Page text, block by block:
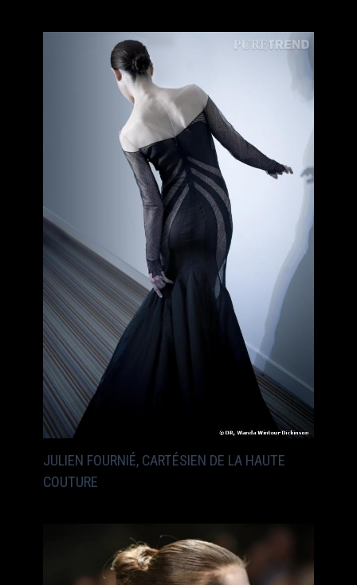
JULIEN FOURNIÉ, CARTÉSIEN DE LA HAUTE
COUTURE